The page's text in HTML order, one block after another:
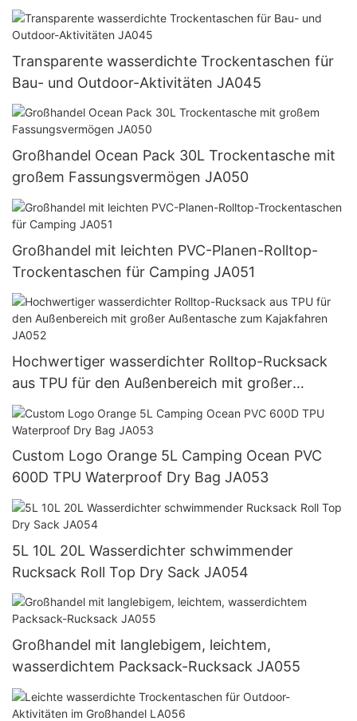
den Außenbereich JA043
Transparente wasserdichte Trockentaschen für
Bau- und Outdoor-Aktivitäten JA045
Großhandel Ocean Pack 30L Trockentasche mit
großem Fassungsvermögen JA050
Großhandel mit leichten PVC-Planen-Rolltop-
Trockentaschen für Camping JA051
Hochwertiger wasserdichter Rolltop-Rucksack
aus TPU für den Außenbereich mit großer
Außentasche zum Kajakfahren JA052
Custom Logo Orange 5L Camping Ocean PVC
600D TPU Waterproof Dry Bag JA053
5L 10L 20L Wasserdichter schwimmender
Rucksack Roll Top Dry Sack JA054
Großhandel mit langlebigem, leichtem,
wasserdichtem Packsack-Rucksack JA055